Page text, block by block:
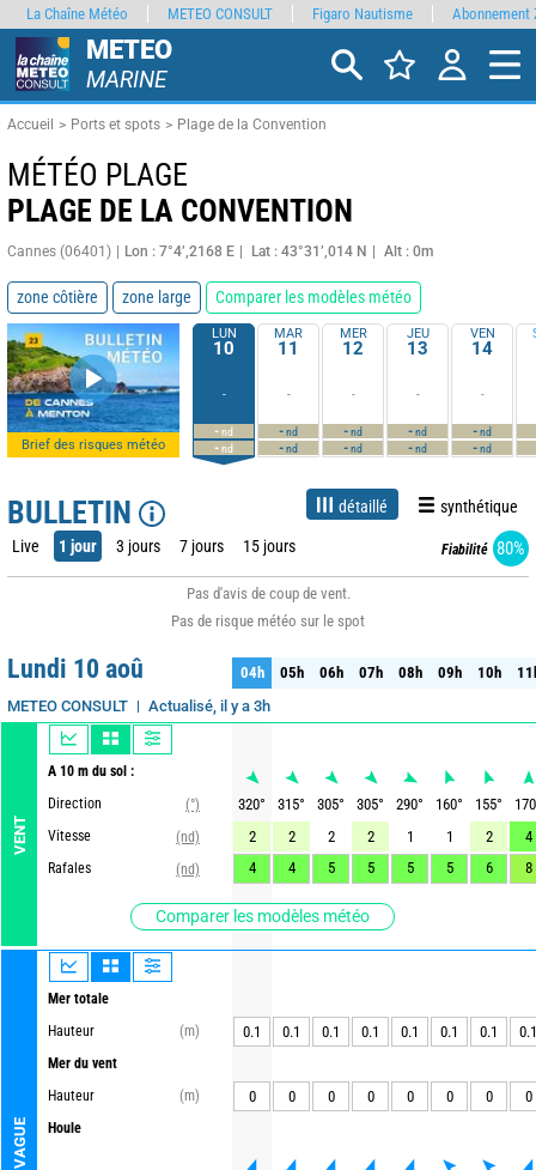
METEO
MARINE
Accueil Ports et spots Plage de la Convention
MÉTÉO PLAGE
PLAGE DE LA CONVENTION
Cannes (06401) Lon : 7°4’,2168 E Lat : 43°31’,014 N Alt : 0m
zone côtière zone large Comparer les modèles météo
Brief des risques météo
LUN
10
-
-nd
-nd
MAR
11
-
-nd
-nd
MER
12
-
-nd
-nd
JEU
13
-
-nd
-nd
VEN
14
-
-nd
-nd
BULLETIN détaillé synthétique
Live 1 jour 3 jours 7 jours 15 jours Fiabilité 80%
Pas d'avis de coup de vent.
Pas de risque météo sur le spot
Lundi 10 aoû
METEO CONSULT Actualisé, il y a 3h
VENT
A 10 m du sol :
Direction
(°)
Vitesse
(nd)
Rafales
(nd)
Comparer les modèles météo
VAGUE
Mer totale
Hauteur
(m)
Mer du vent
Hauteur
(m)
Houle
04h 05h 06h 07h 08h 09h 10h
04h 05h 06h 07h 08h 09h 10h
320° 315° 305° 305° 290° 160° 155°
170
2
2 2 2 1 1 2
4
4
4 5 5 5 5 6 8
0.1 0.1 0.1 0.1 0.1 0.1 0.1 0.1
0 0 0 0 0 0 0 0
La Chaîne Météo METEO CONSULT Figaro Nautisme Abonnement